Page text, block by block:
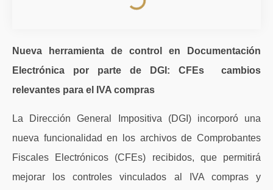
Nueva herramienta de control en Documentación
Electrónica por parte de DGI: CFEs cambios
relevantes para el IVA compras
La Dirección General Impositiva (DGI) incorporó una
nueva funcionalidad en los archivos de Comprobantes
Fiscales Electrónicos (CFEs) recibidos, que permitirá
mejorar los controles vinculados al IVA compras y